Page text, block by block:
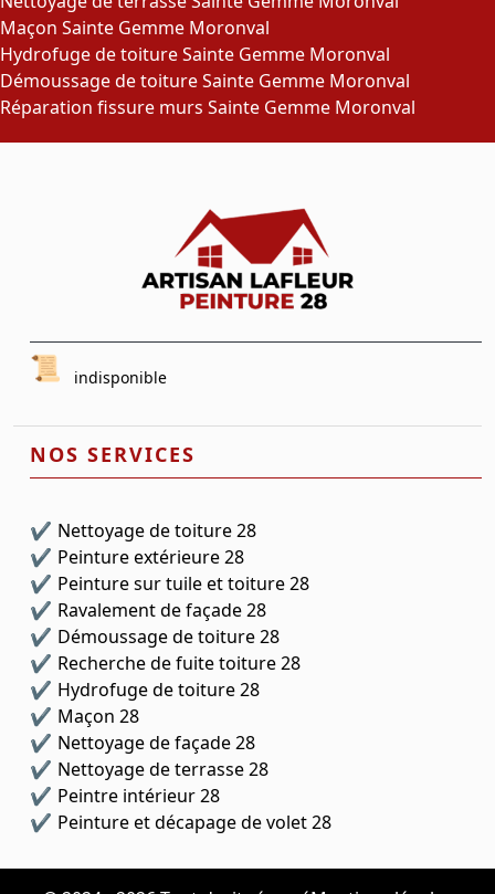
Maçon Sainte Gemme Moronval
Hydrofuge de toiture Sainte Gemme Moronval
Démoussage de toiture Sainte Gemme Moronval
Réparation fissure murs Sainte Gemme Moronval
indisponible
NOS SERVICES
Nettoyage de toiture 28
Peinture extérieure 28
Peinture sur tuile et toiture 28
Ravalement de façade 28
Démoussage de toiture 28
Recherche de fuite toiture 28
Hydrofuge de toiture 28
Maçon 28
Nettoyage de façade 28
Nettoyage de terrasse 28
Peintre intérieur 28
Peinture et décapage de volet 28